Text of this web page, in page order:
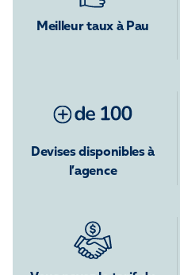
Meilleur taux à Pau
Devises disponibles à
l’agence